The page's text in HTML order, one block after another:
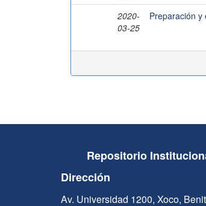
2020-
03-25
Preparación y
Repositorio
Dirección
Av. Universidad 1200, Xoco,